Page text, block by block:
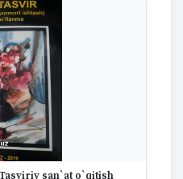
san`at o`qitish